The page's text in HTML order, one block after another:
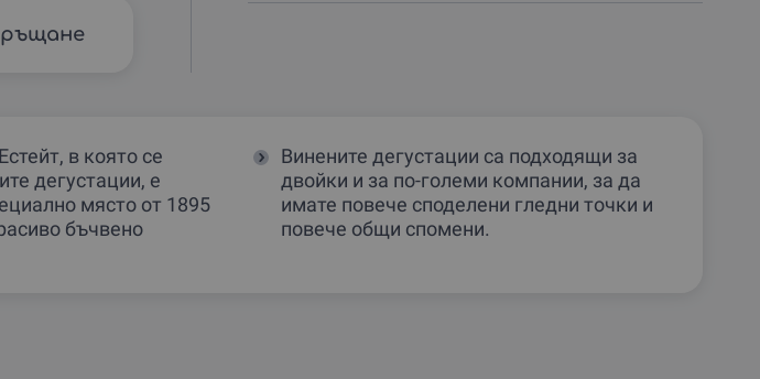
в която се
дегустации, е
място от 1895
бъчвено
Винените дегустации са подходящи за
двойки и за по-големи компании, за да
имате повече споделени гледни точки и
повече общи спомени.